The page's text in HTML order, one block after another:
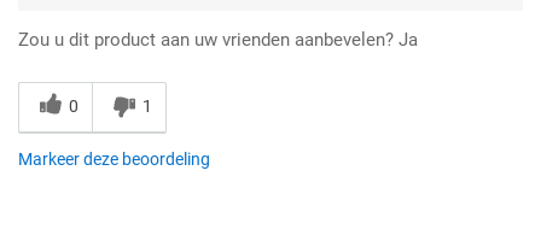
Zou u dit product aan uw vrienden aanbevelen? Ja
0 1
Markeer deze beoordeling